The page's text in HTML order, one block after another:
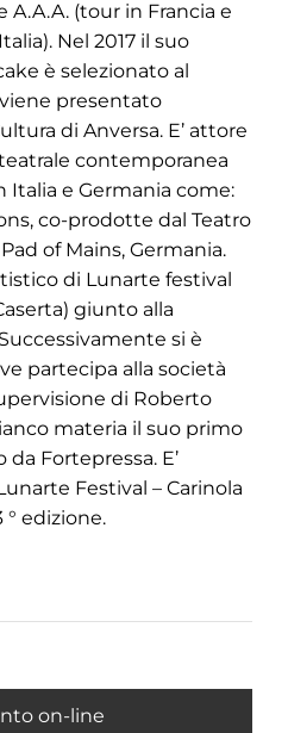
A.A.A. (tour in Francia e
Nel 2017 il suo
è selezionato al
presentato
di Anversa. E’ attore
contemporanea
Italia e Germania come:
co-prodotte dal Teatro
of Mains, Germania.
di Lunarte festival
giunto alla
si è
partecipa alla società
di Roberto
materia il suo primo
Fortepressa. E’
Festival – Carinola
° edizione.
on-line